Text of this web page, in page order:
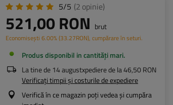
5/5 (2 opinie)
521,00 RON brut
Economisești 6.00%(33.27RON), cumpărare în seturi.
Produs disponibil in cantități mari
La tine de14 augustxpediere de la46,50 RON
Verificați timpii și costurile de expediere
Verifică în ce magazin poți vedea și cumpăra